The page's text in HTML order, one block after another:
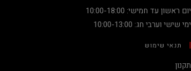
יום ראשון עד חמישי: 10:00-18:00
ימי שישי וערבי חג: 10:00-13:00
תנאי שימוש
תקנון